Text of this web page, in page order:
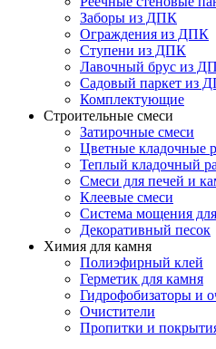
Заборы из ДПК
Ограждения из ДПК
Ступени из ДПК
Лавочный брус из
Садовый паркет из
Комплектующие
Строительные смеси
Затирочные смеси
Цветные кладочные
Теплый кладочный
Смеси для печей и
Клеевые смеси
Система мощения
Декоративный песок
Химия для камня
Полиэфирный клей
Герметик для камня
Гидрофобизаторы и
Очистители
Пропитки и